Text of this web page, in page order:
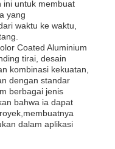
ini untuk membuat
yang
waktu ke waktu,
Coated Aluminium
tirai, desain
kombinasi kekuatan,
dengan standar
berbagai jenis
bahwa ia dapat
dalam aplikasi